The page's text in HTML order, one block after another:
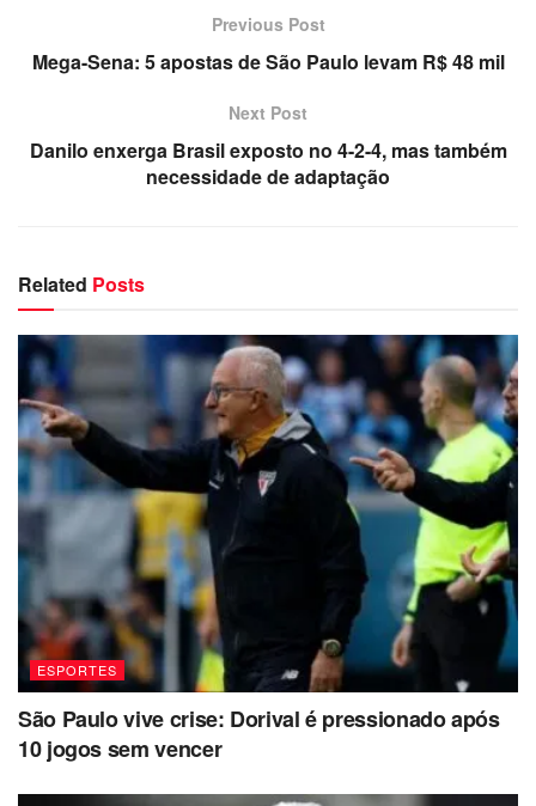
Previous Post
Mega-Sena: 5 apostas de São Paulo levam R$ 48 mil
Next Post
Danilo enxerga Brasil exposto no 4-2-4, mas também
necessidade de adaptação
Related Posts
ESPORTES
São Paulo vive crise: Dorival é pressionado após
10 jogos sem vencer